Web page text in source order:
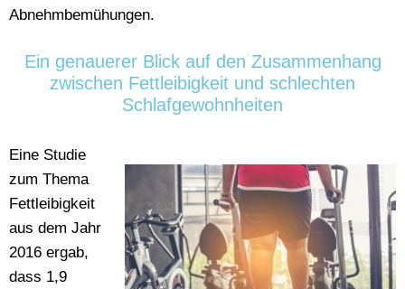
Abnehmbemühungen.
Ein genauerer Blick auf den Zusammenhang
zwischen Fettleibigkeit und schlechten
Schlafgewohnheiten
Eine Studie
zum Thema
Fettleibigkeit
aus dem Jahr
2016 ergab,
dass 1,9